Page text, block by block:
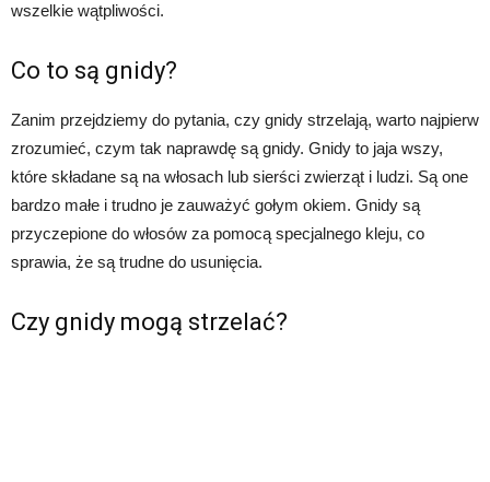
wszelkie wątpliwości.
Co to są gnidy?
Zanim przejdziemy do pytania, czy gnidy strzelają, warto najpierw
zrozumieć, czym tak naprawdę są gnidy. Gnidy to jaja wszy,
które składane są na włosach lub sierści zwierząt i ludzi. Są one
bardzo małe i trudno je zauważyć gołym okiem. Gnidy są
przyczepione do włosów za pomocą specjalnego kleju, co
sprawia, że są trudne do usunięcia.
Czy gnidy mogą strzelać?